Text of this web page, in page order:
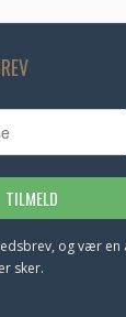
og vær en
sker.